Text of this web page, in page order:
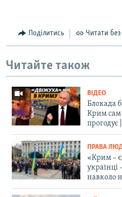
Поділитись Читати без
Читайте також
ВІДЕО
Блокада
Крим сам
прогодує
ПРАВА
«Крим –
українці
навколо